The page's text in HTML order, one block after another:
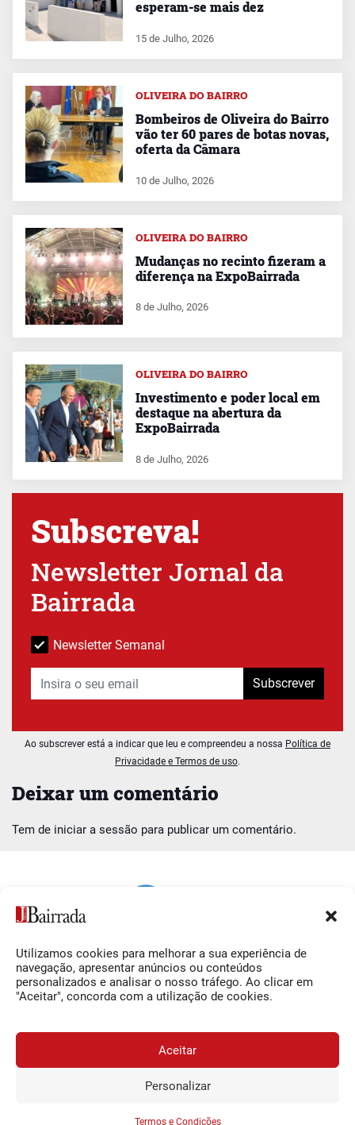
Utilizamos cookies para melhorar a sua experiência de
navegação, apresentar anúncios ou conteúdos
personalizados e analisar o nosso tráfego. Ao clicar em
"Aceitar", concorda com a utilização de cookies.
Aceitar
Personalizar
Termos e Condições
Deixar um comentário
Tem de iniciar a sessão para publicar um comentário.
esperam-se mais dez
15 de Julho, 2026
OLIVEIRA DO BAIRRO
Bombeiros de Oliveira do Bairro
vão ter 60 pares de botas novas,
oferta da Câmara
10 de Julho, 2026
OLIVEIRA DO BAIRRO
Mudanças no recinto fizeram a
diferença na ExpoBairrada
8 de Julho, 2026
OLIVEIRA DO BAIRRO
Investimento e poder local em
destaque na abertura da
ExpoBairrada
8 de Julho, 2026
Subscreva!
Newsletter Jornal da
Bairrada
Newsletter Semanal
Subscrever
Ao subscrever está a indicar que leu e compreendeu a nossa Política de
Privacidade e Termos de uso.
0,34€/semana
Siga-nos
Facebook
O Jornal da Bairrada
Contactos
Termos e Condições
© 2026 Jornal da Bairrada